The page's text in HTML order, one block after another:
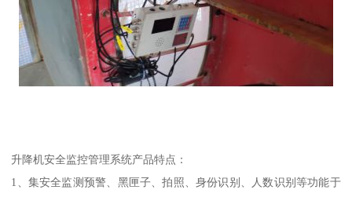
升降机安全监控管理系统产品特点：
1、集安全监测预警、黑匣子、拍照、身份识别、人数识别等功能于